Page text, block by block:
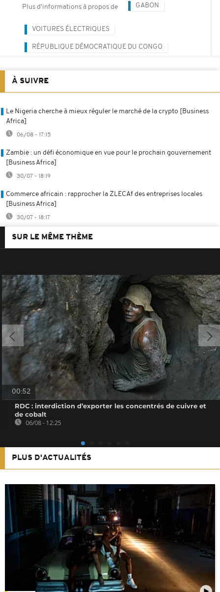
Plus d'informations à propos de GABON
VOITURES ÉLECTRIQUES
RÉPUBLIQUE DÉMOCRATIQUE DU CONGO
À SUIVRE
Le Nigeria cherche à mieux réguler le marché de la crypto [Business
Africa]
06/08 - 17:15
Zambie : un défi économique en vue pour le prochain gouvernement
[Business Africa]
30/07 - 18:19
Commerce africain : rapprocher la ZLECAf des entreprises locales
[Business Africa]
30/07 - 18:17
SUR LE MÊME THÈME
00:52
RDC : interdiction d’exporter les concentrés de cuivre et
de cobalt
06/08 - 12:25
PLUS D'ACTUALITÉS